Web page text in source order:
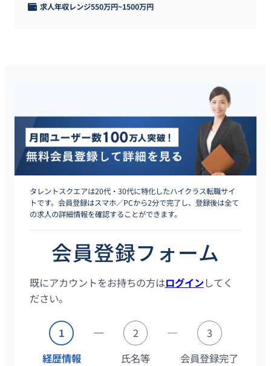
求人年収レンジ550万円~1500万円
タレントスクエアは20代・30代に特化したハイクラス転職サイ
トです。会員登録はスマホ／PCから2分で完了し、登録後は全て
の求人の詳細情報を確認することができます。
会員登録フォーム
既にアカウントをお持ちの方はログインしてく
ださい。
1
経歴情報
2
氏名等
3
会員登録完了